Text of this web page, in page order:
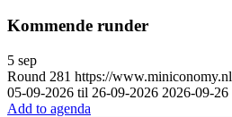
Kommende runder
5 sep
Round 281 https://www.miniconomy.nl
05-09-2026 til 26-09-2026 2026-09-26
Add to agenda